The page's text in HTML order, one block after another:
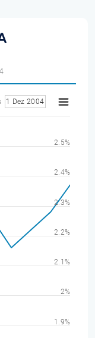
1 Dez 2004
1.9%
2%
2.1%
2.2%
2.3%
2.4%
2.5%